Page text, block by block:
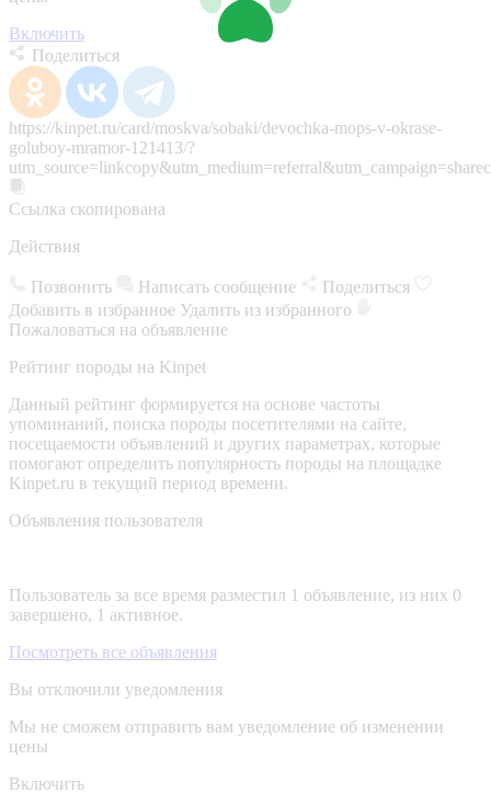
Включить
Поделиться
https://kinpet.ru/card/moskva/sobaki/devochka-mops-v-okrase-
goluboy-mramor-121413/?
Ссылка скопирована
Действия
Позвонить Написать сообщение
Поделиться
Добавить в избранное Удалить из избранного
Пожаловаться на объявление
Рейтинг породы на Kinpet
Данный рейтинг формируется на основе частоты
упоминаний, поиска породы посетителями на сайте,
посещаемости объявлений и других параметрах, которые
помогают определить популярность породы на площадке
Kinpet.ru в текущий период времени.
Объявления пользователя
Пользователь за все время разместил 1 объявление, из них 0
завершено, 1 активное.
Посмотреть все объявления
Вы отключили уведомления
Мы не сможем отправить вам уведомление об изменении
цены
Включить